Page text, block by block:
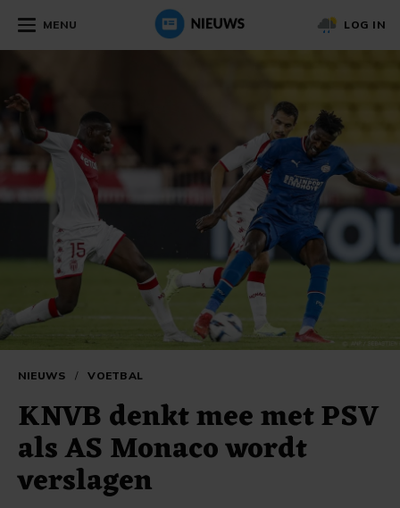
MENU LOG IN
NIEUWS / VOETBAL
KNVB denkt mee met PSV
als AS Monaco wordt
verslagen